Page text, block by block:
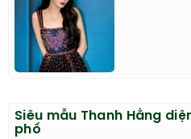
Siêu mẫu Thanh Hằng
phố